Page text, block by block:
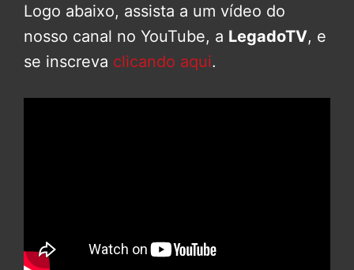
Logo abaixo, assista a um vídeo do
nosso canal no YouTube, a LegadoTV, e
se inscreva clicando aqui.